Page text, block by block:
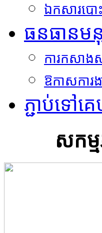
ឯកសារបោះ
ធនធានម
ការកសាង
ឱកាសការង
ភ្ជាប់ទៅគ
សកម្